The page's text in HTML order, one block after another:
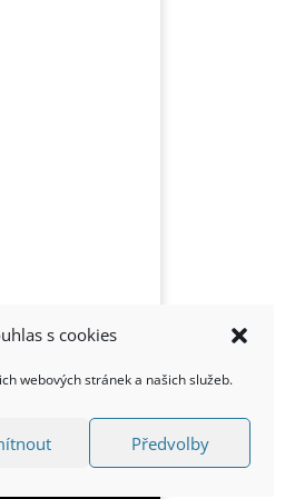
s cookies
webových stránek a našich služeb.
Předvolby